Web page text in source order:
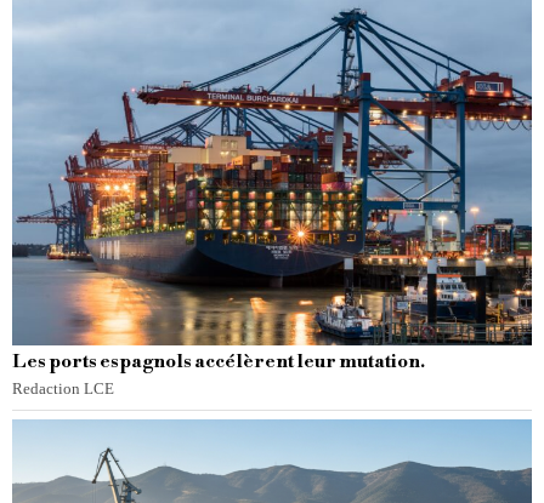
Les ports espagnols accélèrent leur mutation.
Redaction LCE